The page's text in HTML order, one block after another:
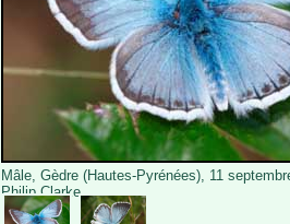
Mâle, Gèdre (Hautes-Pyrénées), 11
Philip Clarke.